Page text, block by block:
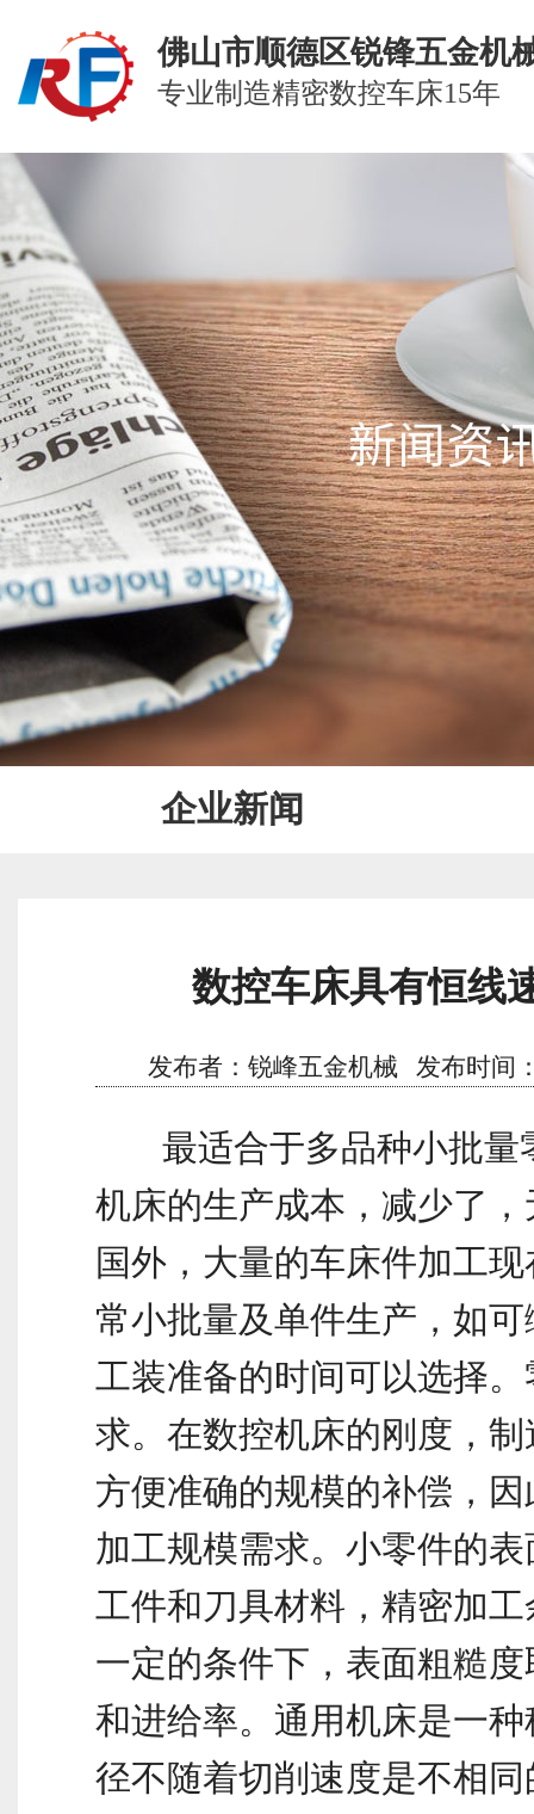
佛山市顺德区锐锋五金机
专业制造精密数控车床15年
企业新闻
数控车床具有恒线
发布者：锐峰五金机械 发布时间
最适合于多品种小批量
机床的生产成本，减少了
国外，大量的车床件加工
常小批量及单件生产，如
工装准备的时间可以选择
求。在数控机床的刚度，
方便准确的规模的补偿，
加工规模需求。小零件的
工件和刀具材料，精密加
一定的条件下，表面粗糙
和进给率。通用机床是一
径不随着切削速度是不相